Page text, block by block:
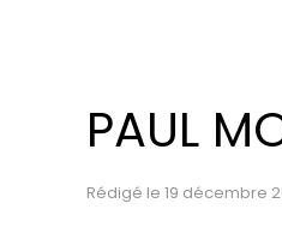
PAUL
Rédigé le 19 décembre